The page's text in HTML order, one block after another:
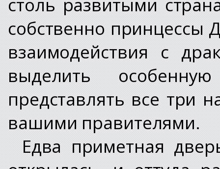
собственно принцессы
взаимодействия с
выделить
представлять все три
вашими правителями.
Едва приметная